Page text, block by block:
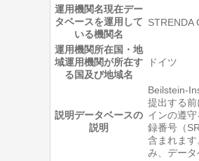
運用機関名現在デー
タベースを運用して
いる機関名
STRENDA
運用機関所在国・地
域運用機関が所在す
る国及び地域名
ドイツ
説明データベースの
説明
Beilstein-
提出する
インの遵
録番号（
含まれま
み、データ